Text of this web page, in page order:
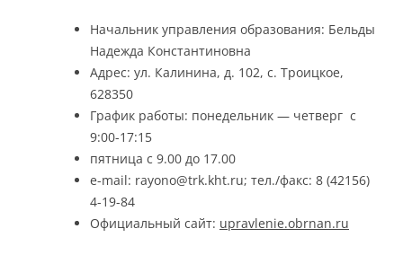
Начальник управления образования: Бельды
Надежда Константиновна
Адрес: ул. Калинина, д. 102, с. Троицкое,
628350
График работы: понедельник — четверг с
9:00-17:15
пятница с 9.00 до 17.00
e-mail: rayono@trk.kht.ru; тел./факс: 8 (42156)
4-19-84
Официальный сайт: upravlenie.obrnan.ru